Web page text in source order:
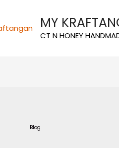
MY
CT N HONEY
Blog